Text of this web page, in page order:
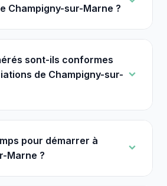
Champigny-sur-Marne ?
sont-ils conformes
de Champigny-sur-
pour démarrer à
Marne ?